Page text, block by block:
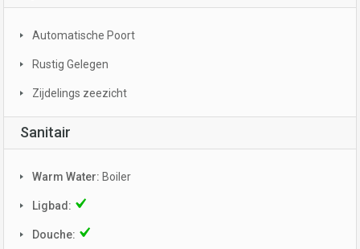
Automatische Poort
Rustig Gelegen
Zijdelings zeezicht
Sanitair
Warm Water: Boiler
Ligbad:
Douche: